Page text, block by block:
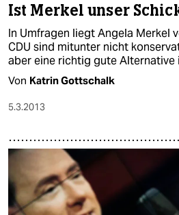
Ist Merkel unser
In Umfragen liegt Angela Merkel
CDU sind mitunter nicht
aber eine richtig gute Alternative
Von Katrin Gottschalk
5.3.2013